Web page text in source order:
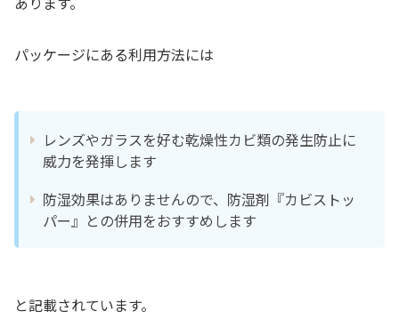
パッケージにある利用方法には
レンズやガラスを好む乾燥性カビ類の発生防止に
威力を発揮します
防湿効果はありませんので、防湿剤『カビストッ
パー』との併用をおすすめします
と記載されています。